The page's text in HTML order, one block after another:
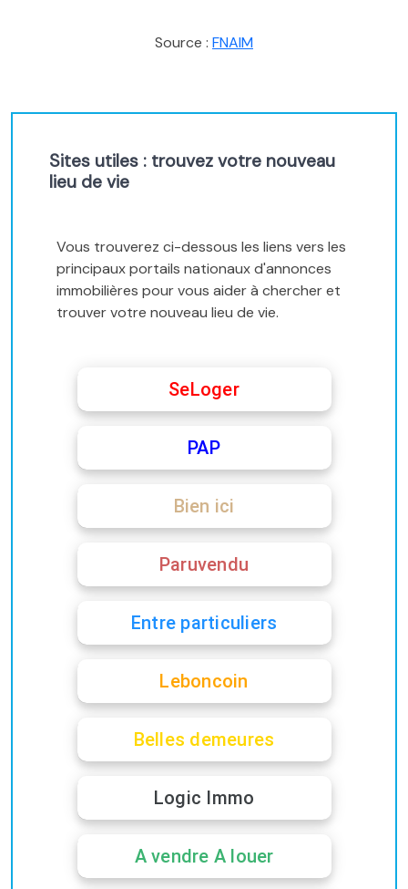
Source : FNAIM
Sites utiles : trouvez votre nouveau
lieu de vie
Vous trouverez ci-dessous les liens vers les
principaux portails nationaux d'annonces
immobilières pour vous aider à chercher et
trouver votre nouveau lieu de vie.
SeLoger
PAP
Bien ici
Paruvendu
Entre particuliers
Leboncoin
Belles demeures
Logic Immo
A vendre A louer